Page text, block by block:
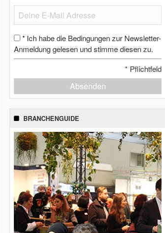
* Ich habe die Bedingungen zur Newsletter-
Anmeldung gelesen und stimme diesen zu.
* Pflichtfeld
Absenden
BRANCHENGUIDE